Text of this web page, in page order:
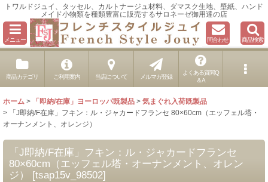
トワルドジュイ、タッセル、カルトナージュ材料、ダマスク生地、壁紙、ハンド
メイド小物類を種類豊富に販売するサロネーゼ御用達の店
メニュー 問合わせ 商品検索
商品カテゴリ ご利用案内 当店について メルマガ登録
よくある質問Q
＆A
ホーム > 「即納/在庫」ヨーロッパ既製品 > 気まぐれ入荷既製品
>
「J即納/F在庫」フキン：ル・ジャカードフランセ 80×60cm（エッフェル塔・
オーナンメント、オレンジ）
「J即納/F在庫」フキン：ル・ジャカードフランセ
80×60cm（エッフェル塔・オーナンメント、オレン
ジ）
[tsap15v_98502]